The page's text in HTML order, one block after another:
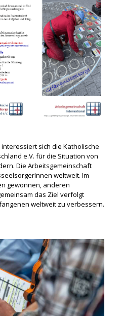
sich die Katholische
e.V. für die Situation von
Die Arbeitsgemeinschaft
weltweit. Im
gewonnen, anderen
das Ziel verfolgt
weltweit zu verbessern.